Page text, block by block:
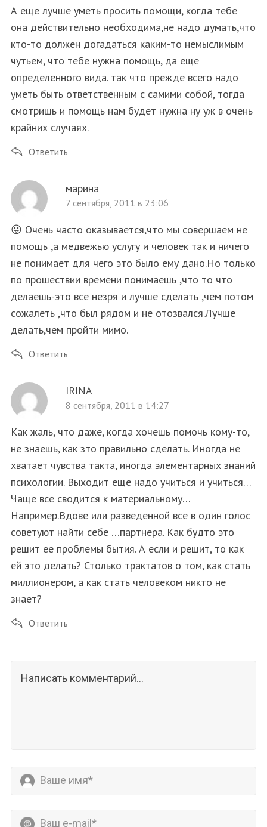
А еще лучше уметь просить помощи, когда тебе
она действительно необходима,не надо думать,что
кто-то должен догадаться каким-то немыслимым
чутьем, что тебе нужна помощь, да еще
определенного вида. так что прежде всего надо
уметь быть ответственным с самими собой, тогда
смотришь и помощь нам будет нужна ну уж в очень
крайних случаях.
Ответить
марина
7 сентября, 2011 в 23:06
😛 Очень часто оказывается,что мы совершаем не
помощь ,а медвежью услугу и человек так и ничего
не понимает для чего это было ему дано.Но только
по прошествии времени понимаешь ,что то что
делаешь-это все незря и лучше сделать ,чем потом
сожалеть ,что был рядом и не отозвался.Лучше
делать,чем пройти мимо.
Ответить
IRINA
8 сентября, 2011 в 14:27
Как жаль, что даже, когда хочешь помочь кому-то,
не знаешь, как зто правильно сделать. Иногда не
хватает чувства такта, иногда элементарных знаний
психологии. Выходит еще надо учиться и учиться…
Чаще все сводится к материальному…
Например.Вдове или разведенной все в один голос
советуют найти себе …партнера. Как будто это
решит ее проблемы бытия. А если и решит, то как
ей это делать? Столько трактатов о том, как стать
миллионером, а как стать человеком никто не
знает?
Ответить